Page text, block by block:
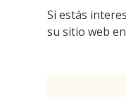
Si estás
su sitio web en